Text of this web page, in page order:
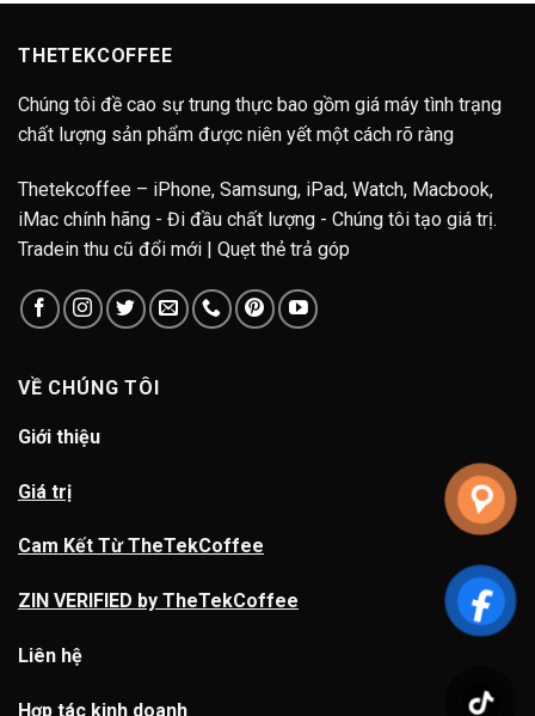
THETEKCOFFEE
Chúng tôi đề cao sự trung thực bao gồm giá máy tình trạng
chất lượng sản phẩm được niên yết một cách rõ ràng
Thetekcoffee – iPhone, Samsung, iPad, Watch, Macbook,
iMac chính hãng - Đi đầu chất lượng - Chúng tôi tạo giá trị.
Tradein thu cũ đổi mới | Quẹt thẻ trả góp
VỀ CHÚNG TÔI
Giới thiệu
Giá trị
Cam Kết Từ TheTekCoffee
ZIN VERIFIED by TheTekCoffee
Liên hệ
Hợp tác kinh doanh